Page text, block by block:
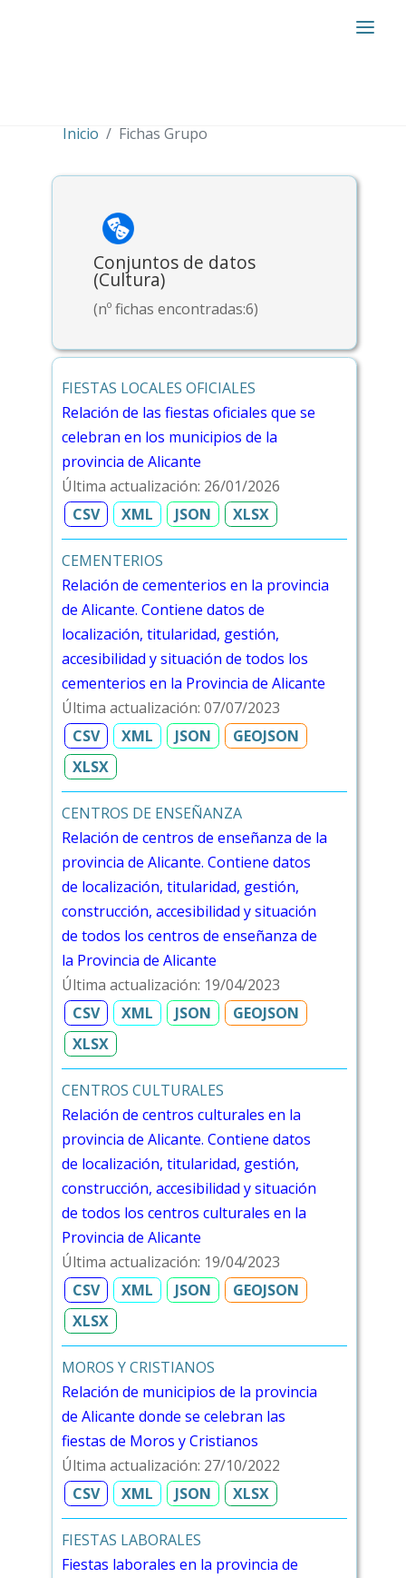
Inicio Fichas Grupo
Conjuntos de datos
(Cultura)
(nº fichas encontradas:6)
FIESTAS LOCALES OFICIALES
Relación de las fiestas oficiales que se
celebran en los municipios de la
provincia de Alicante
Última actualización: 26/01/2026
CSV
XML JSON XLSX
CEMENTERIOS
Relación de cementerios en la provincia
de Alicante. Contiene datos de
localización, titularidad, gestión,
accesibilidad y situación de todos los
cementerios en la Provincia de Alicante
Última actualización: 07/07/2023
CSV
XML JSON
GEOJSON
XLSX
CENTROS DE ENSEÑANZA
Relación de centros de enseñanza de la
provincia de Alicante. Contiene datos
de localización, titularidad, gestión,
construcción, accesibilidad y situación
de todos los centros de enseñanza de
la Provincia de Alicante
Última actualización: 19/04/2023
CSV
XML JSON
GEOJSON
XLSX
CENTROS CULTURALES
Relación de centros culturales en la
provincia de Alicante. Contiene datos
de localización, titularidad, gestión,
construcción, accesibilidad y situación
de todos los centros culturales en la
Provincia de Alicante
Última actualización: 19/04/2023
CSV
XML JSON
GEOJSON
XLSX
MOROS Y CRISTIANOS
Relación de municipios de la provincia
de Alicante donde se celebran las
fiestas de Moros y Cristianos
Última actualización: 27/10/2022
CSV
XML JSON XLSX
FIESTAS LABORALES
Fiestas laborales en la provincia de